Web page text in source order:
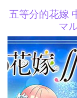
五等分的花嫁
マ